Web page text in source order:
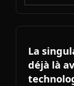
La
déjà là